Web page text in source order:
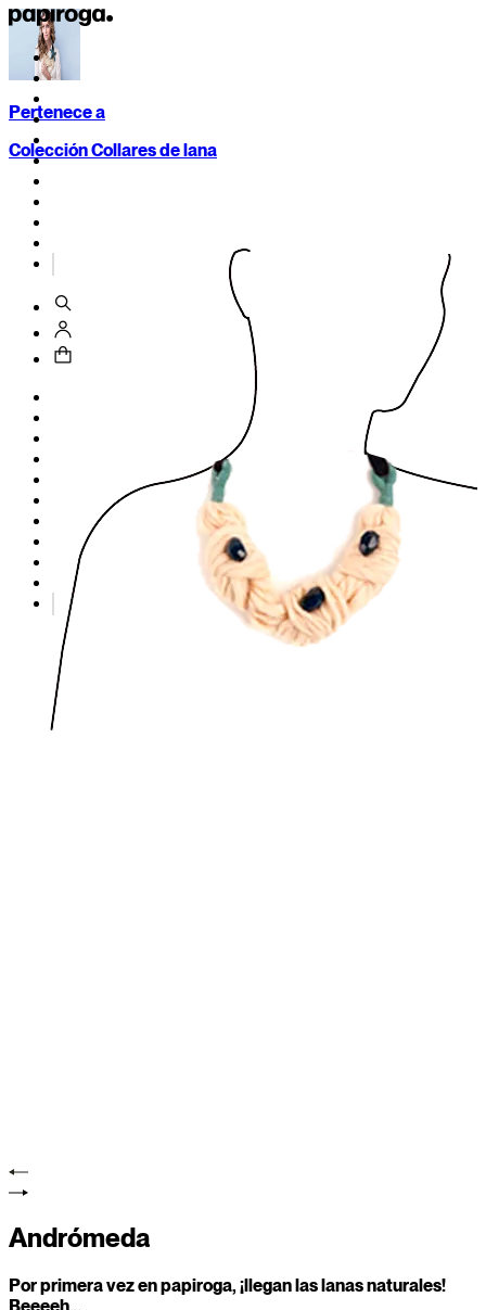
Pertenece a
Colección Collares de lana
Andrómeda
Por primera vez en papiroga, ¡llegan las lanas naturales!